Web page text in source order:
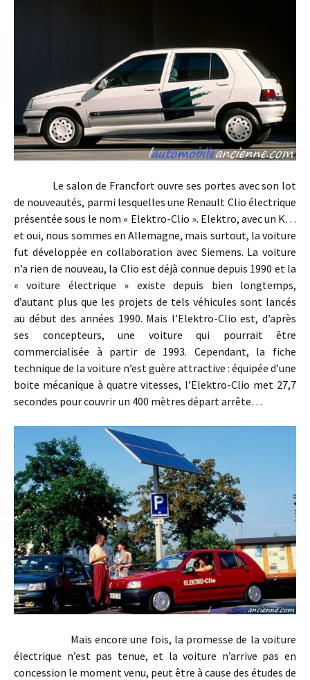
Le salon de Francfort ouvre ses portes avec son lot
de nouveautés, parmi lesquelles une Renault Clio électrique
présentée sous le nom « Elektro-Clio ». Elektro, avec un K…
et oui, nous sommes en Allemagne, mais surtout, la voiture
fut développée en collaboration avec Siemens. La voiture
n’a rien de nouveau, la Clio est déjà connue depuis 1990 et la
« voiture électrique » existe depuis bien longtemps,
d’autant plus que les projets de tels véhicules sont lancés
au début des années 1990. Mais l’Elektro-Clio est, d’après
ses concepteurs, une voiture qui pourrait être
commercialisée à partir de 1993. Cependant, la fiche
technique de la voiture n’est guère attractive : équipée d’une
boite mécanique à quatre vitesses, l’Elektro-Clio met 27,7
secondes pour couvrir un 400 mètres départ arrête…
Mais encore une fois, la promesse de la voiture
électrique n’est pas tenue, et la voiture n’arrive pas en
concession le moment venu, peut être à cause des études de